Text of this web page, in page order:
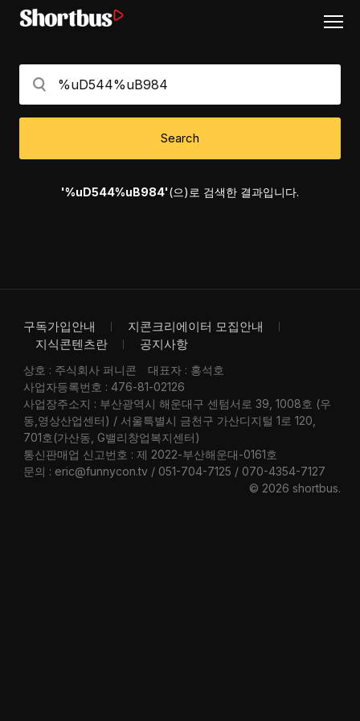
Search
'%uD544%uB984'(으)로 검색한 결과입니다.
구독가입안내
지콘크리에이터 모집안내
지식콘텐츠란
공지사항
상호 : 주식회사 퍼니콘
대표자 : 홍석호
사업자등록번호 : 476-81-02126
사업장주소지 : 부산광역시 해운대구 센텀서로 39, 1008호 (우
동,영상산업센터) / 서울특별시 금천구 가산디지털 1로 120,
701호(가산동, G밸리창업복지센터)
통신판매업 신고번호 : 제 2022-부산해운대-0161호
문의 : eric@funnycon.tv / 051-704-7125 / 070-4354-7127
© 2026 shortbus.